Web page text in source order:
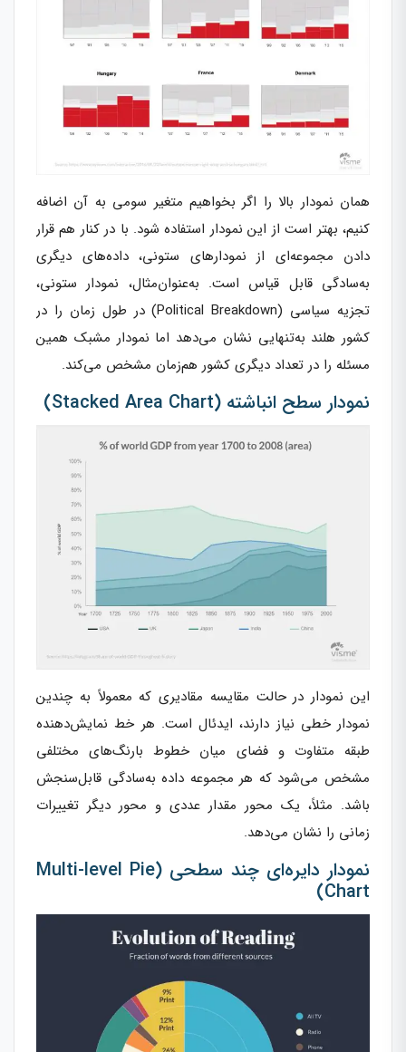
همان نمودار بالا را اگر بخواهیم متغیر سومی به آن اضافه
کنیم، بهتر است از این نمودار استفاده شود. با در کنار هم قرار
دادن مجموعه‌ای از نمودارهای ستونی، داده‌های دیگری
به‌سادگی قابل قیاس است. به‌عنوان‌مثال، نمودار ستونی،
تجزیه سیاسی (Political Breakdown) در طول زمان را در
کشور هلند به‌تنهایی نشان می‌دهد اما نمودار مشبک همین
مسئله را در تعداد دیگری کشور هم‌زمان مشخص می‌کند.
نمودار سطح انباشته (Stacked Area Chart)
این نمودار در حالت مقایسه مقادیری که معمولاً به چندین
نمودار خطی نیاز دارند، ایدئال است. هر خط نمایش‌دهنده
طبقه متفاوت و فضای میان خطوط بارنگ‌های مختلفی
مشخص می‌شود که هر مجموعه داده به‌سادگی قابل‌سنجش
باشد. مثلاً، یک محور مقدار عددی و محور دیگر تغییرات
زمانی را نشان می‌دهد.
نمودار دایره‌ای چند سطحی (Multi-level Pie
Chart)